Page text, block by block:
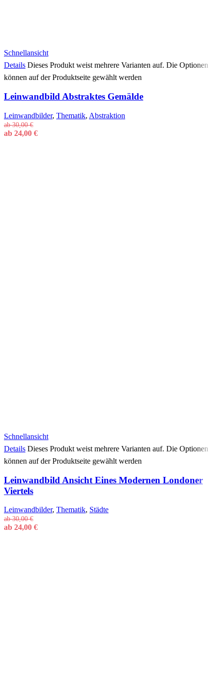
Schnellansicht
Details Dieses Produkt weist mehrere Varianten auf. Die Optionen
können auf der Produktseite gewählt werden
Leinwandbild Abstraktes Gemälde
Leinwandbilder, Thematik, Abstraktion
ab30,00€
ab 24,00 €
Schnellansicht
Details Dieses Produkt weist mehrere Varianten auf. Die Optionen
können auf der Produktseite gewählt werden
Leinwandbild Ansicht Eines Modernen Londoner
Viertels
Leinwandbilder, Thematik, Städte
ab30,00€
ab 24,00 €